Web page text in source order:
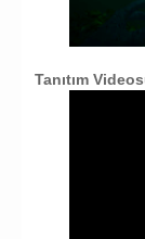
Tanıtım